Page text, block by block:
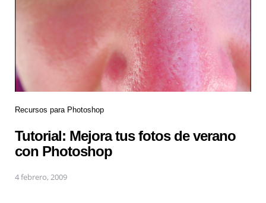
Recursos para Photoshop
Tutorial: Mejora tus fotos de verano
con Photoshop
4 febrero, 2009